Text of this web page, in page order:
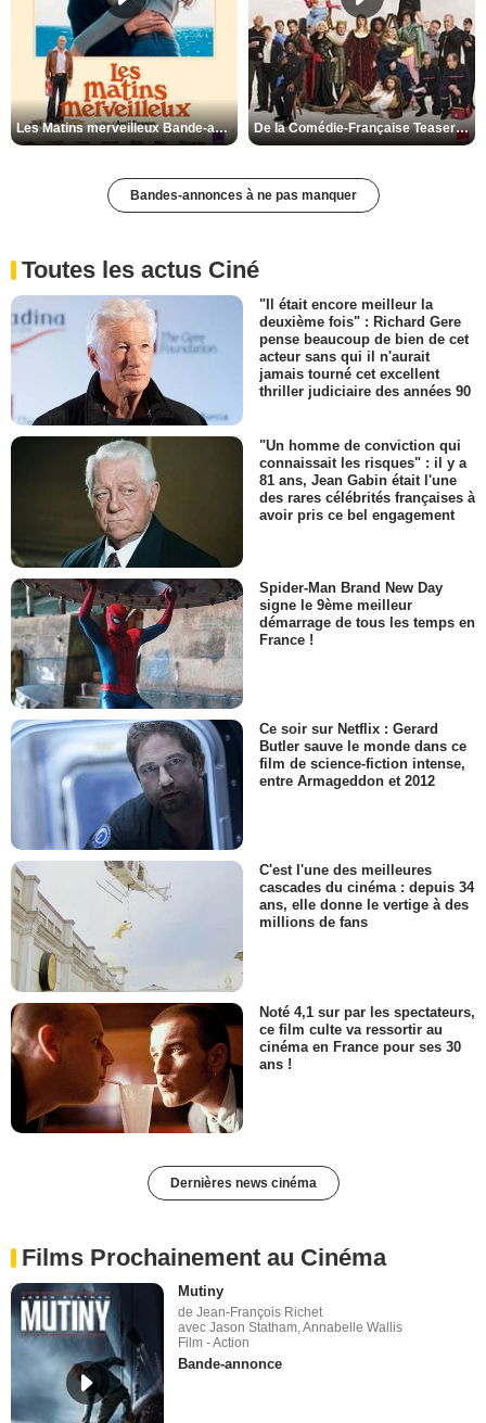
Les Matins merveilleux Bande-annonce VF De la Comédie-Française Teaser VF
Bandes-annonces à ne pas manquer
Toutes les actus Ciné
"Il était encore meilleur la
deuxième fois" : Richard Gere
pense beaucoup de bien de cet
acteur sans qui il n'aurait
jamais tourné cet excellent
thriller judiciaire des années 90
"Un homme de conviction qui
connaissait les risques" : il y a
81 ans, Jean Gabin était l'une
des rares célébrités françaises à
avoir pris ce bel engagement
Spider-Man Brand New Day
signe le 9ème meilleur
démarrage de tous les temps en
France !
Ce soir sur Netflix : Gerard
Butler sauve le monde dans ce
film de science-fiction intense,
entre Armageddon et 2012
C'est l'une des meilleures
cascades du cinéma : depuis 34
ans, elle donne le vertige à des
millions de fans
Noté 4,1 sur par les spectateurs,
ce film culte va ressortir au
cinéma en France pour ses 30
ans !
Dernières news cinéma
Films Prochainement au Cinéma
Mutiny
de Jean-François Richet
avec Jason Statham, Annabelle Wallis
Film - Action
Bande-annonce